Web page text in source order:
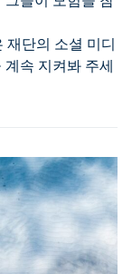
재단의 소셜 미디
속 지켜봐 주세